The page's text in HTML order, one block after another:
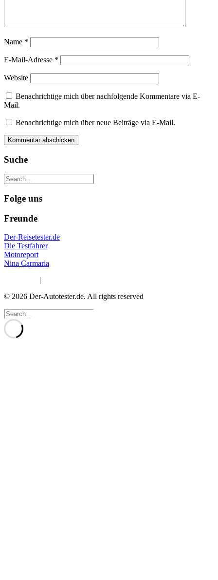
Name *
E-Mail-Adresse *
Website
Benachrichtige mich über nachfolgende Kommentare via E-
Mail.
Benachrichtige mich über neue Beiträge via E-Mail.
Suche
Folge uns
Freunde
Der-Reisetester.de
Die Testfahrer
Motoreport
Nina Carmaria
|
© 2026 Der-Autotester.de. All rights reserved